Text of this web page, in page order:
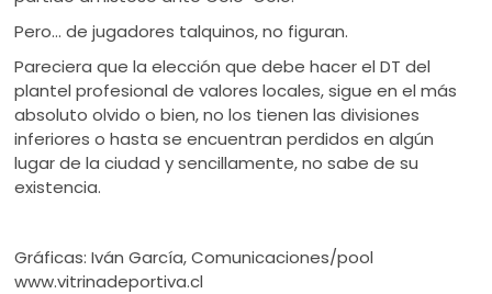
Pero… de jugadores talquinos, no figuran.
Pareciera que la elección que debe hacer el DT del
plantel profesional de valores locales, sigue en el más
absoluto olvido o bien, no los tienen las divisiones
inferiores o hasta se encuentran perdidos en algún
lugar de la ciudad y sencillamente, no sabe de su
existencia.
Gráficas: Iván García, Comunicaciones/pool
www.vitrinadeportiva.cl